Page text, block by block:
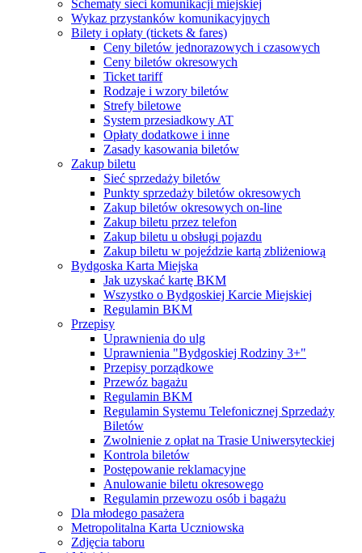
Schematy sieci komunikacji miejskiej
Wykaz przystanków komunikacyjnych
Bilety i opłaty (tickets & fares)
Ceny biletów jednorazowych i czasowych
Ceny biletów okresowych
Ticket tariff
Rodzaje i wzory biletów
Strefy biletowe
System przesiadkowy AT
Opłaty dodatkowe i inne
Zasady kasowania biletów
Zakup biletu
Sieć sprzedaży biletów
Punkty sprzedaży biletów okresowych
Zakup biletów okresowych on-line
Zakup biletu przez telefon
Zakup biletu u obsługi pojazdu
Zakup biletu w pojeździe kartą zbliżeniową
Bydgoska Karta Miejska
Jak uzyskać kartę BKM
Wszystko o Bydgoskiej Karcie Miejskiej
Regulamin BKM
Przepisy
Uprawnienia do ulg
Uprawnienia "Bydgoskiej Rodziny 3+"
Przepisy porządkowe
Przewóz bagażu
Regulamin BKM
Regulamin Systemu Telefonicznej Sprzedaży
Biletów
Zwolnienie z opłat na Trasie Uniwersyteckiej
Kontrola biletów
Postępowanie reklamacyjne
Anulowanie biletu okresowego
Regulamin przewozu osób i bagażu
Dla młodego pasażera
Metropolitalna Karta Uczniowska
Zdjęcia taboru